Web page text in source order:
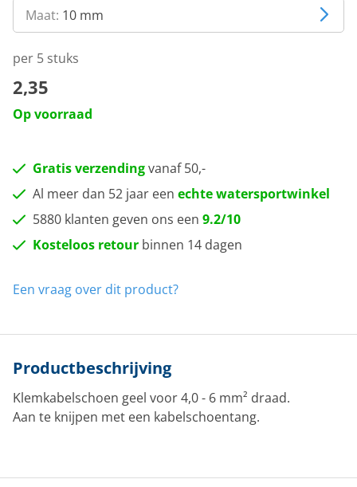
Maat: 10 mm
per 5 stuks
2,35
Op voorraad
Gratis verzendingvanaf 50,-
Al meer dan 52 jaar een echte watersportwinkel
5880 klanten geven ons een 9.2/10
Kosteloos retour binnen 14 dagen
Een vraag over dit product?
Productbeschrijving
Klemkabelschoen geel voor 4,0 - 6 mm² draad.
Aan te knijpen met een kabelschoentang.